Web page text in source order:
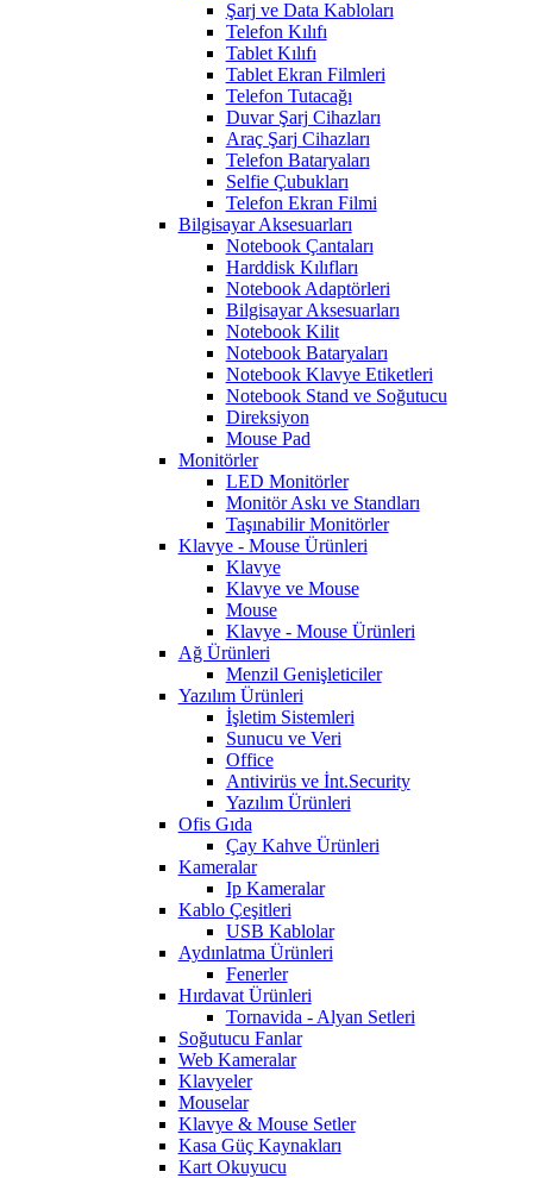
Şarj ve Data Kabloları
Telefon Kılıfı
Tablet Kılıfı
Tablet Ekran Filmleri
Telefon Tutacağı
Duvar Şarj Cihazları
Araç Şarj Cihazları
Telefon Bataryaları
Selfie Çubukları
Telefon Ekran Filmi
Bilgisayar Aksesuarları
Notebook Çantaları
Harddisk Kılıfları
Notebook Adaptörleri
Bilgisayar Aksesuarları
Notebook Kilit
Notebook Bataryaları
Notebook Klavye Etiketleri
Notebook Stand ve Soğutucu
Direksiyon
Mouse Pad
Monitörler
LED Monitörler
Monitör Askı ve Standları
Taşınabilir Monitörler
Klavye - Mouse Ürünleri
Klavye
Klavye ve Mouse
Mouse
Klavye - Mouse Ürünleri
Ağ Ürünleri
Menzil Genişleticiler
Yazılım Ürünleri
İşletim Sistemleri
Sunucu ve Veri
Office
Antivirüs ve İnt.Security
Yazılım Ürünleri
Ofis Gıda
Çay Kahve Ürünleri
Kameralar
Ip Kameralar
Kablo Çeşitleri
USB Kablolar
Aydınlatma Ürünleri
Fenerler
Hırdavat Ürünleri
Tornavida - Alyan Setleri
Soğutucu Fanlar
Web Kameralar
Klavyeler
Mouselar
Klavye & Mouse Setler
Kasa Güç Kaynakları
Kart Okuyucu